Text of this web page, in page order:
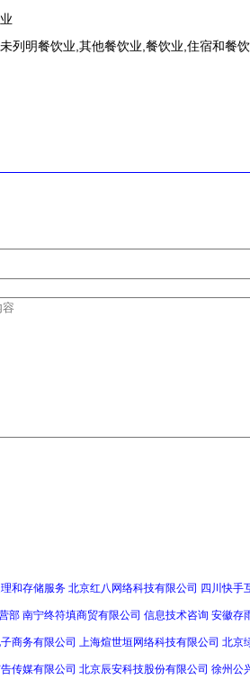
列明餐饮业,其他餐饮业,餐饮业,住宿和餐
和存储服务 北京红八网络科技有限公司 四川快手
部 南宁终符填商贸有限公司 信息技术咨询 安徽存
商务有限公司 上海煊世垣网络科技有限公司 北京
传媒有限公司 北京辰安科技股份有限公司 徐州公